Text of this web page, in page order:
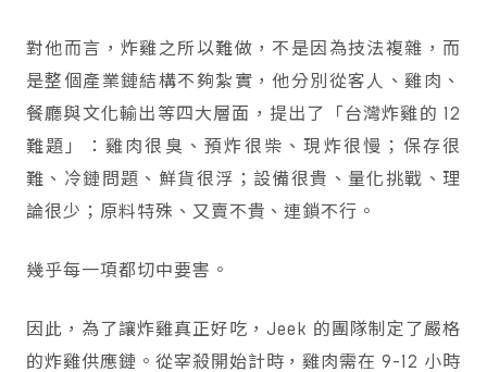
對他而言，炸雞之所以難做，不是因為技法複雜，而
是整個產業鏈結構不夠紮實，他分別從客人、雞肉、
餐廳與文化輸出等四大層面，提出了「台灣炸雞的 12
難題」：雞肉很臭、預炸很柴、現炸很慢；保存很
難、冷鏈問題、鮮貨很浮；設備很貴、量化挑戰、理
論很少；原料特殊、又賣不貴、連鎖不行。
幾乎每一項都切中要害。
因此，為了讓炸雞真正好吃，Jeek 的團隊制定了嚴格
的炸雞供應鏈。從宰殺開始計時，雞肉需在 9-12 小時